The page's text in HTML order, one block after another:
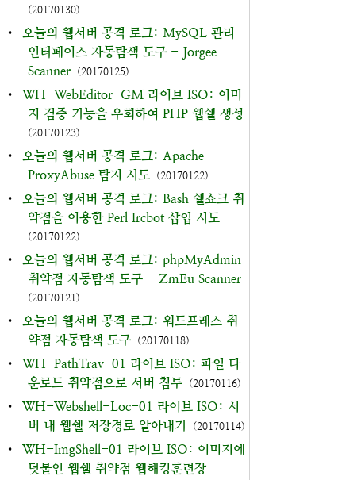
(20170130)
•
오늘의 웹서버 공격 로그: MySQL 관리
인터페이스 자동탐색 도구 - Jorgee
Scanner (20170125)
•
WH-WebEditor-GM 라이브 ISO: 이미
지 검증 기능을 우회하여 PHP 웹쉘 생성
(20170123)
•
오늘의 웹서버 공격 로그: Apache
ProxyAbuse 탐지 시도 (20170122)
•
오늘의 웹서버 공격 로그: Bash 쉘쇼크 취
약점을 이용한 Perl Ircbot 삽입 시도
(20170122)
•
오늘의 웹서버 공격 로그: phpMyAdmin
취약점 자동탐색 도구 - ZmEu Scanner
(20170121)
•
오늘의 웹서버 공격 로그: 워드프레스 취
약점 자동탐색 도구 (20170118)
•
WH-PathTrav-01 라이브 ISO: 파일 다
운로드 취약점으로 서버 침투 (20170116)
•
WH-Webshell-Loc-01 라이브 ISO: 서
버 내 웹쉘 저장경로 알아내기
(20170114)
•
WH-ImgShell-01 라이브 ISO: 이미지에
덧붙인 웹쉘 취약점 웹해킹훈련장